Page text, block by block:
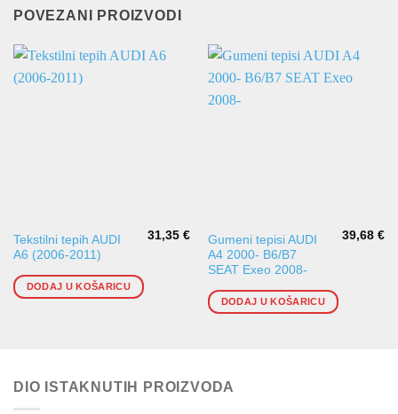
POVEZANI PROIZVODI
Tekstilni tepih AUDI
A6 (2006-2011)
31,35€
DODAJ U KOŠARICU
Gumeni tepisi AUDI
A4 2000- B6/B7
SEAT Exeo 2008-
39,68€
DODAJ U KOŠARICU
DIO ISTAKNUTIH PROIZVODA